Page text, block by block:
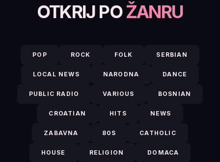
OTKRIJ POŽANRU
POP ROCK FOLK SERBIAN
LOCAL NEWS NARODNA DANCE
PUBLIC RADIO VARIOUS BOSNIAN
CROATIAN HITS NEWS
ZABAVNA 80S CATHOLIC
HOUSE RELIGION DOMACA